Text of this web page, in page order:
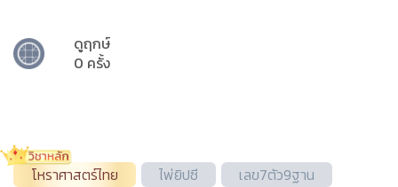
ดูฤกษ์
0 ครั้ง
โหราศาสตร์ไทย ไพ่ยิปซี
เลข7ตัว9ฐาน